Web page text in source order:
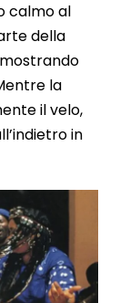
calmo al
della
la
il velo,
in